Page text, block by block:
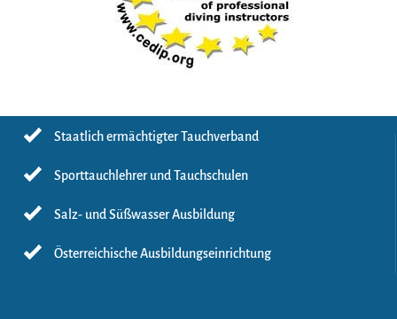
Staatlich ermächtigter Tauchverband
Sporttauchlehrer und Tauchschulen
Salz- und Süßwasser Ausbildung
Österreichische Ausbildungseinrichtung